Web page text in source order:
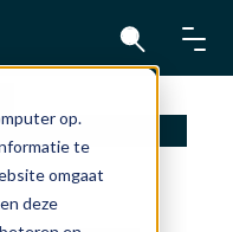
op.
te
omgaat
deze
Monitor Zwart